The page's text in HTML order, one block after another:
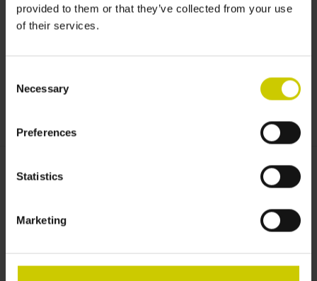
provided to them or that they’ve collected from your use
of their services.
Selection
Necessary
Preferences
Statistics
Marketing
Gewünschte Maß:
Gewünschte Farbe: